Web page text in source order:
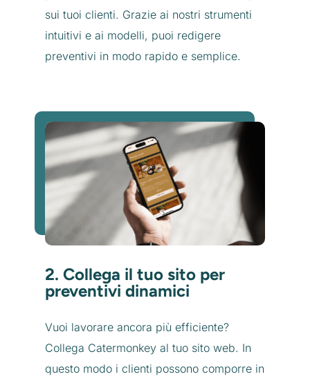
sui tuoi clienti. Grazie ai nostri strumenti
intuitivi e ai modelli, puoi redigere
preventivi in modo rapido e semplice.
2. Collega il tuo sito per
preventivi dinamici
Vuoi lavorare ancora più efficiente?
Collega Catermonkey al tuo sito web. In
questo modo i clienti possono comporre in